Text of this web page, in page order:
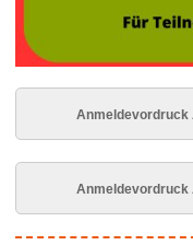
Anmeldevordruck
Anmeldevordruck